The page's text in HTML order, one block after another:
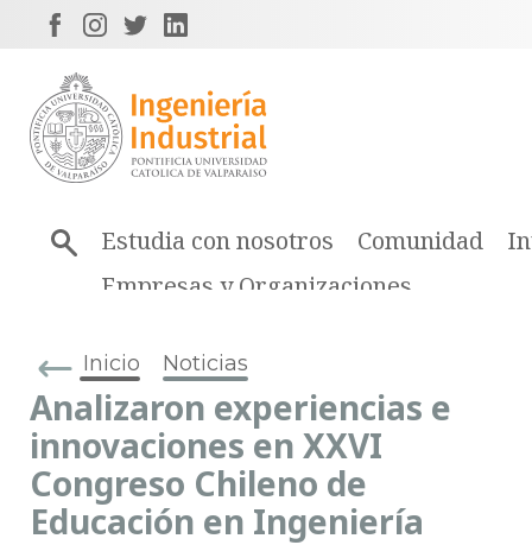
Estudia con nosotros Comunidad
Empresas y Organizaciones
Inicio Noticias
Analizaron experiencias e
innovaciones en XXVI
Congreso Chileno de
Educación en Ingeniería